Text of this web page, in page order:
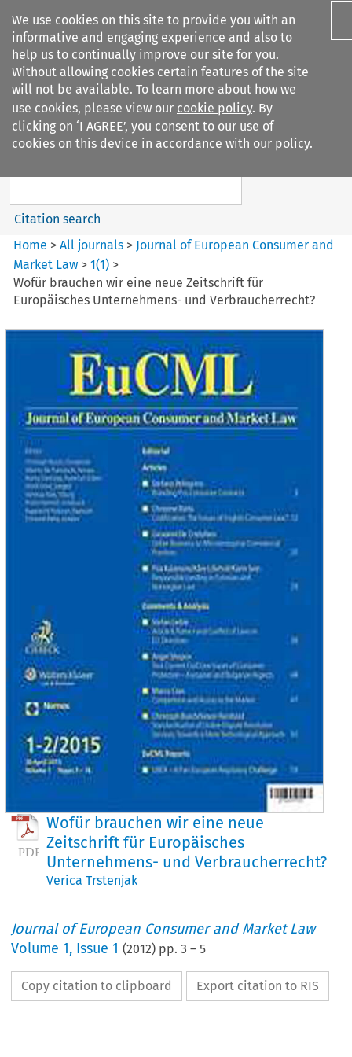
We use cookies on this site to provide you with an
informative and engaging experience and also to
help us to continually improve our site for you.
Without allowing cookies certain features of the site
will not be available. To learn more about how we
use cookies, please view our cookie policy. By
clicking on ‘I AGREE’, you consent to our use of
cookies on this device in accordance with our policy.
Search filters
Journal of European Consumer
Search content
Citation search
Home >All journals > Journal of European Consumer and
Market Law >1(1) >
Wofür brauchen wir eine neue Zeitschrift für
Europäisches Unternehmens- und Verbraucherrecht?
Wofür brauchen wir eine neue
Zeitschrift für Europäisches
Unternehmens- und Verbraucherrecht?
Verica Trstenjak
Journal of European Consumer and Market Law
Volume1, Issue 1 (2012) pp.3 –5
Copy citation to clipboard Export citation to RIS
für Europäisches Unternehmens- und Verbraucherrecht
of European Consumer and Market Law (2012) 1:3–5